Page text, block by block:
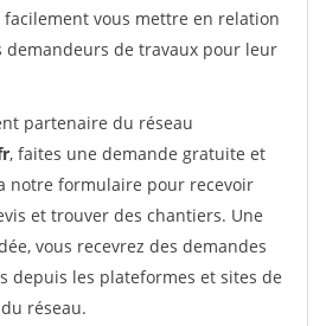
vous mettre en relation
demandeurs de travaux pour leur
partenaire du réseau
, faites une demande gratuite et
notre formulaire pour recevoir
et trouver des chantiers. Une
vous recevrez des demandes
depuis les plateformes et sites de
réseau.